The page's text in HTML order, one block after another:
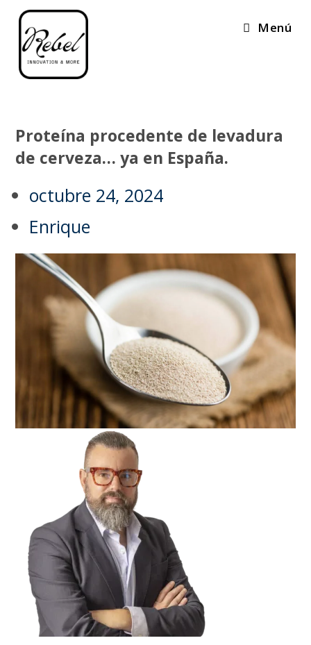
Menú
Proteína procedente de levadura
de cerveza… ya en España.
octubre 24, 2024
Enrique